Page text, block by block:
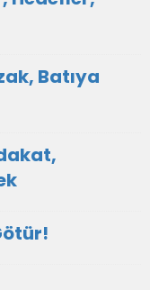
Batıya